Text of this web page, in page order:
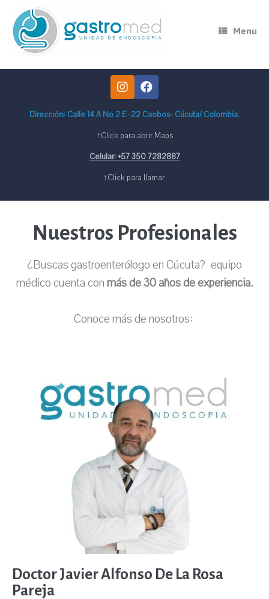
Menu
Dirección: Calle 14 A No 2 E -22 Caobos- Cúcuta/ Colombia.
↑Click para abrir Maps
Celular: +57 350 7282887
↑Click para llamar
Nuestros Profesionales
¿Buscas gastroenterólogo en Cúcuta? equipo
médico cuenta conmás de 30 años de experiencia.
Conoce más de nosotros:
Doctor Javier Alfonso De La Rosa
Pareja